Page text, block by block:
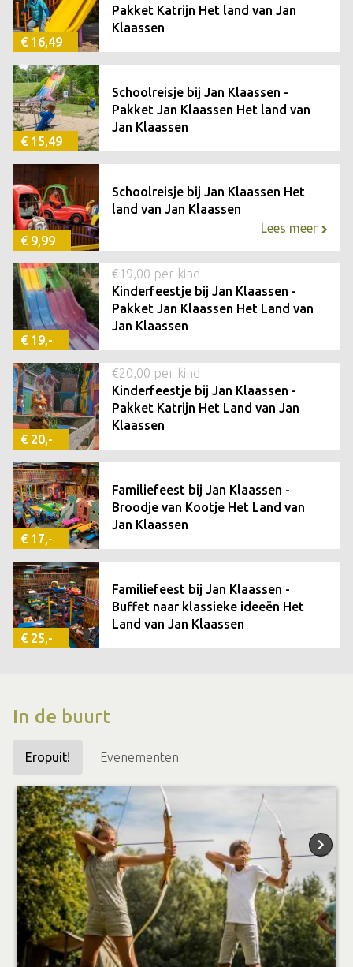
€ 16,49
Pakket Katrijn Het land van Jan
Klaassen
€ 15,49
Schoolreisje bij Jan Klaassen -
Pakket Jan Klaassen Het land van
Jan Klaassen
€ 9,99
Schoolreisje bij Jan Klaassen Het
land van Jan Klaassen
Lees meer
€ 19,-
€19,00 per kind
Kinderfeestje bij Jan Klaassen -
Pakket Jan Klaassen Het Land van
Jan Klaassen
€ 20,-
€20,00 per kind
Kinderfeestje bij Jan Klaassen -
Pakket Katrijn Het Land van Jan
Klaassen
€ 17,-
Familiefeest bij Jan Klaassen -
Broodje van Kootje Het Land van
Jan Klaassen
€ 25,-
Familiefeest bij Jan Klaassen -
Buffet naar klassieke ideeën Het
Land van Jan Klaassen
In de buurt
Eropuit! Evenementen